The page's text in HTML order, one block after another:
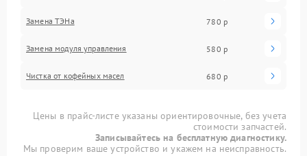
Замена ТЭНа 780 р
Замена модуля управления 580 р
Чистка от кофейных масел 680 р
Цены в прайс-листе указаны ориентировочные, без учета
стоимости запчастей.
Записывайтесь на бесплатную диагностику.
Мы проверим ваше устройство и укажем на неисправность.